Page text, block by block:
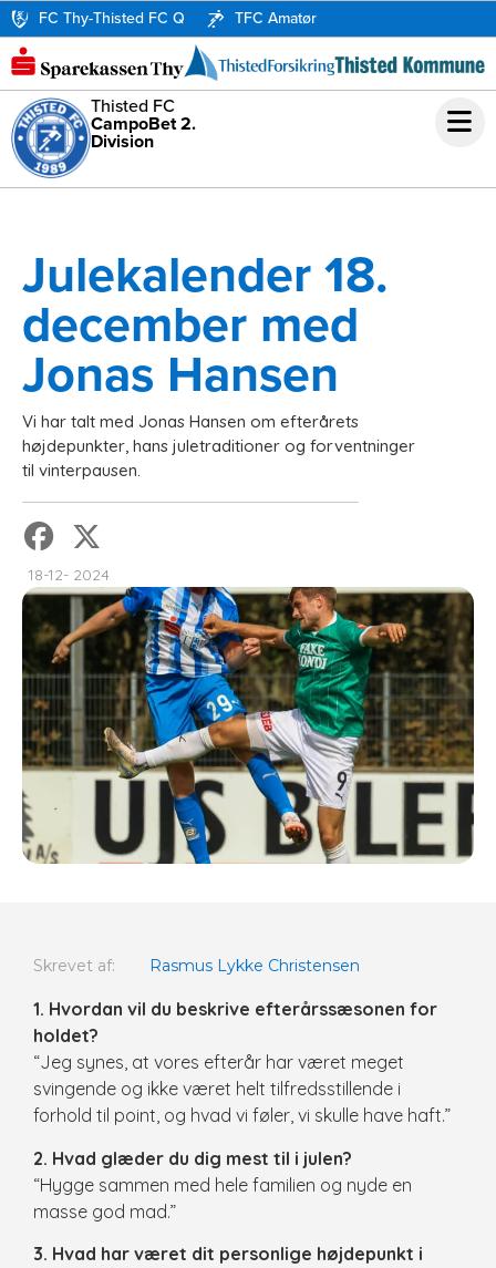
FC Thy-Thisted FC Q TFC Amatør
Thisted FC
CampoBet 2.
Division
Julekalender 18.
december med
Jonas Hansen
Vi har talt med Jonas Hansen om efterårets
højdepunkter, hans juletraditioner og forventninger
til vinterpausen.
18-12- 2024
Skrevet af: Rasmus Lykke Christensen
1. Hvordan vil du beskrive efterårssæsonen for
holdet?
“Jeg synes, at vores efterår har været meget
svingende og ikke været helt tilfredsstillende i
forhold til point, og hvad vi føler, vi skulle have haft.”
2. Hvad glæder du dig mest til i julen?
“Hygge sammen med hele familien og nyde en
masse god mad.”
3. Hvad har været dit personlige højdepunkt i